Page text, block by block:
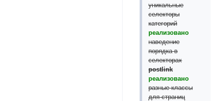
уникальные
селекторы
категорий
реализовано
наведение
порядка в
селекторах
postlink
реализовано
разные классы
для страниц